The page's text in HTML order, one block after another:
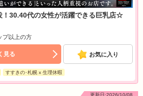
！30.40代の女性が活躍できる巨乳店☆
プ以上の方
見る お気に入り
すすきの･札幌 x 生理休暇
更新日:2026/10/08